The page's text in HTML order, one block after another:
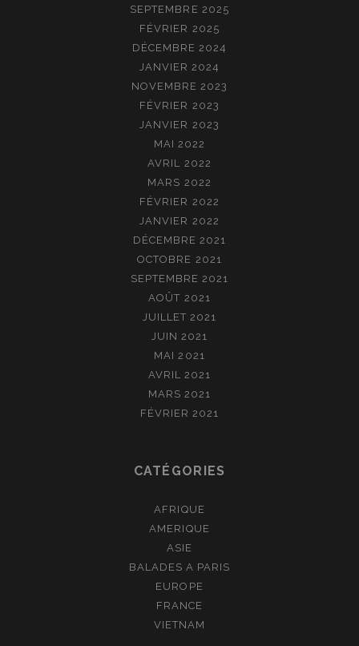
SEPTEMBRE 2025
FÉVRIER 2025
DÉCEMBRE 2024
JANVIER 2024
NOVEMBRE 2023
FÉVRIER 2023
JANVIER 2023
MAI 2022
AVRIL 2022
MARS 2022
FÉVRIER 2022
JANVIER 2022
DÉCEMBRE 2021
OCTOBRE 2021
SEPTEMBRE 2021
AOÛT 2021
JUILLET 2021
JUIN 2021
MAI 2021
AVRIL 2021
MARS 2021
FÉVRIER 2021
CATÉGORIES
AFRIQUE
AMERIQUE
ASIE
BALADES A PARIS
EUROPE
FRANCE
VIETNAM